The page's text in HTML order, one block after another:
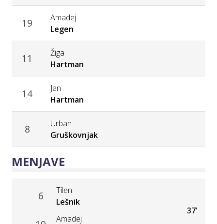
19
Amadej
Legen
11
Žiga
Hartman
14
Jan
Hartman
8
Urban
Gruškovnjak
MENJAVE
6
Tilen
Lešnik
Amadej
37'